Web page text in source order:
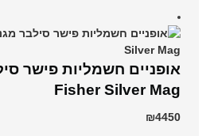
Fisher Silver Mag
₪4450